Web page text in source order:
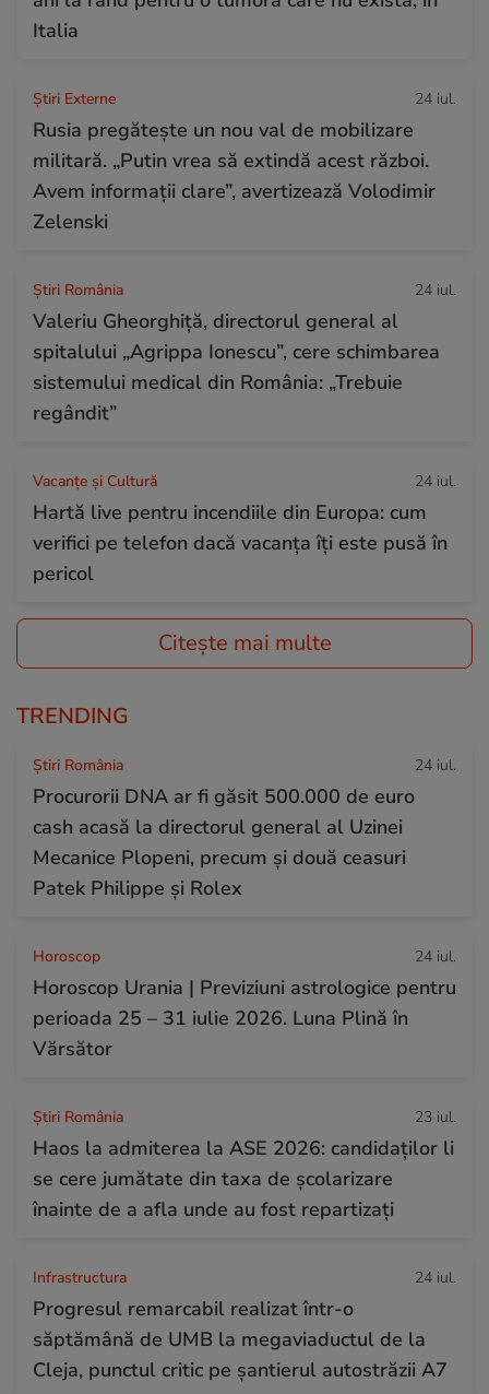
Italia
Știri Externe 24 iul.
Rusia pregătește un nou val de mobilizare
militară. „Putin vrea să extindă acest război.
Avem informații clare”, avertizează Volodimir
Zelenski
Știri România 24 iul.
Valeriu Gheorghiță, directorul general al
spitalului „Agrippa Ionescu”, cere schimbarea
sistemului medical din România: „Trebuie
regândit”
Vacanțe și Cultură 24 iul.
Hartă live pentru incendiile din Europa: cum
verifici pe telefon dacă vacanța îți este pusă în
pericol
Citește mai multe
TRENDING
Știri România 24 iul.
Procurorii DNA ar fi găsit 500.000 de euro
cash acasă la directorul general al Uzinei
Mecanice Plopeni, precum și două ceasuri
Patek Philippe și Rolex
Horoscop 24 iul.
Horoscop Urania | Previziuni astrologice pentru
perioada 25 – 31 iulie 2026. Luna Plină în
Vărsător
Știri România 23 iul.
Haos la admiterea la ASE 2026: candidaților li
se cere jumătate din taxa de școlarizare
înainte de a afla unde au fost repartizați
Infrastructura 24 iul.
Progresul remarcabil realizat într-o
săptămână de UMB la megaviaductul de la
Cleja, punctul critic pe șantierul autostrăzii A7